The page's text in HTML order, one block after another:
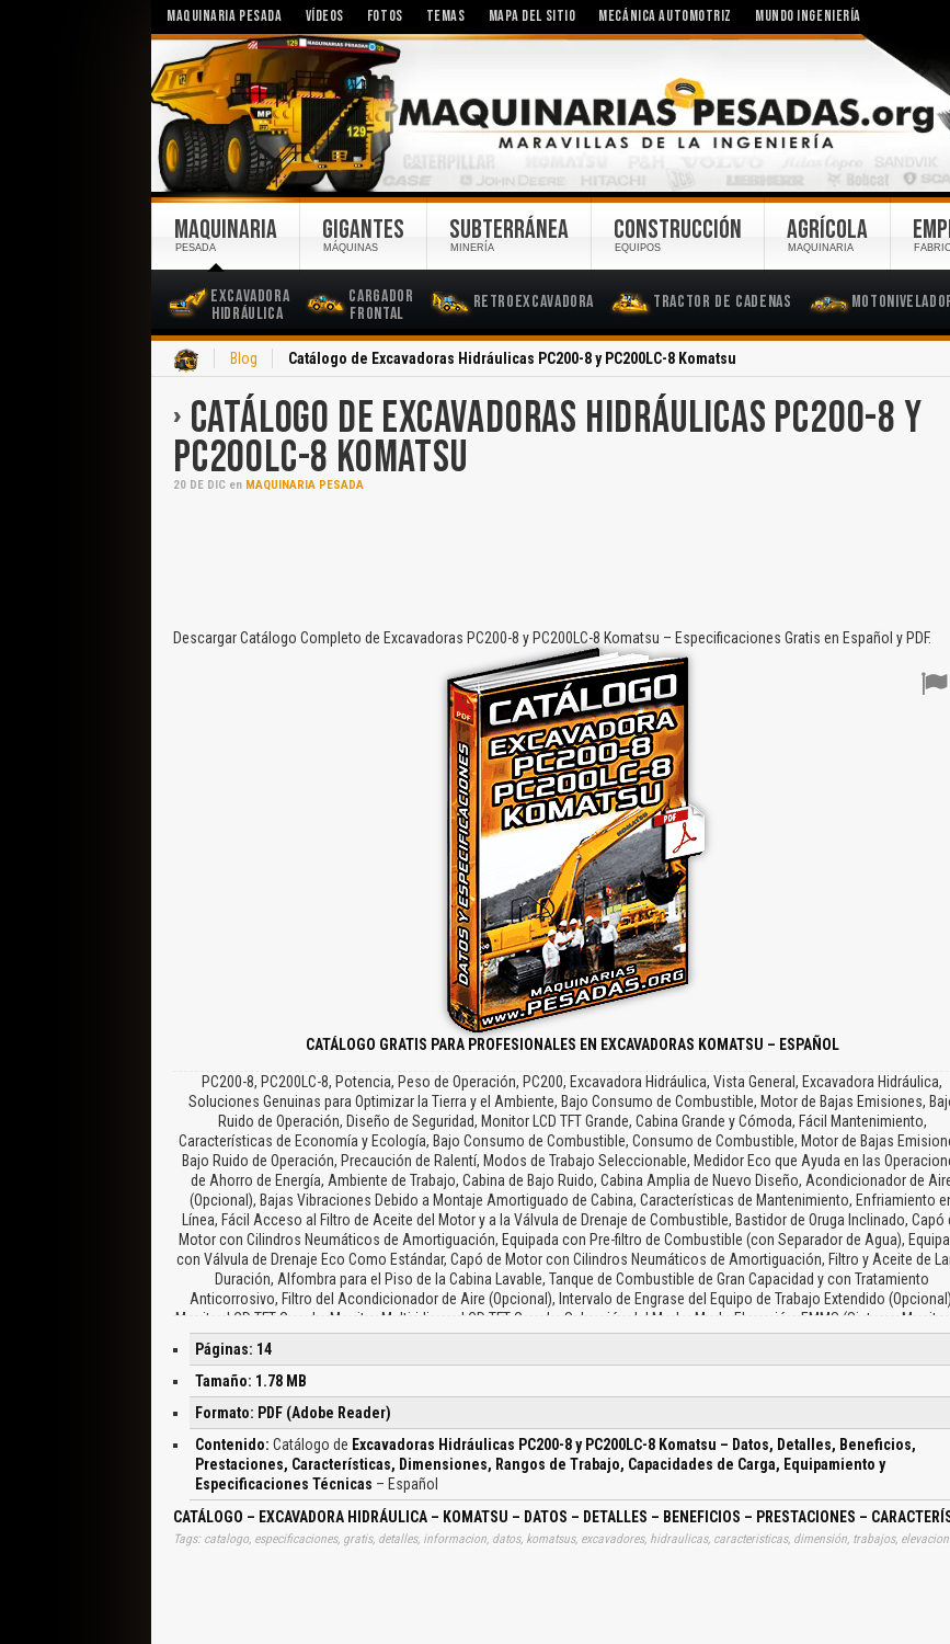
MAQUINARIA PESADA VÍDEOS FOTOS TEMAS MAPA DEL SITIO MECÁNICA AUTOMOTRIZ MUNDO INGENIERÍA
MAQUINARIA
PESADA
Excavadora
Hidráulica
Cargador
Frontal
Retroexcavadora Tractor de Cadenas
GIGANTES
MÁQUINAS
SUBTERRÁNEA
MINERÍA
CONSTRUCCIÓN
EQUIPOS
AGRÍCOLA
MAQUINARIA
Blog Catálogo de Excavadoras Hidráulicas PC200-8 y PC200LC-8 Komatsu
CATÁLOGO DE EXCAVADORAS HIDRÁULICAS PC200-8 Y
PC200LC-8 KOMATSU
20 DE DIC en MAQUINARIA PESADA
Descargar Catálogo Completo de Excavadoras PC200-8 y PC200LC-8 Komatsu – Especificaciones Gratis en Español y PDF.
CATÁLOGO GRATIS PARA PROFESIONALES EN EXCAVADORAS KOMATSU – ESPAÑOL
PC200-8, PC200LC-8, Potencia, Peso de Operación, PC200, Excavadora Hidráulica, Vista General, Excavadora Hidráulica,
Soluciones Genuinas para Optimizar la Tierra y el Ambiente, Bajo Consumo de Combustible, Motor de Bajas Emisiones,
Ruido de Operación, Diseño de Seguridad, Monitor LCD TFT Grande, Cabina Grande y Cómoda, Fácil Mantenimiento,
Características de Economía y Ecología, Bajo Consumo de Combustible, Consumo de Combustible, Motor de Bajas
Bajo Ruido de Operación, Precaución de Ralentí, Modos de Trabajo Seleccionable, Medidor Eco que Ayuda en las
de Ahorro de Energía, Ambiente de Trabajo, Cabina de Bajo Ruido, Cabina Amplia de Nuevo Diseño, Acondicionador de
(Opcional), Bajas Vibraciones Debido a Montaje Amortiguado de Cabina, Características de Mantenimiento, Enfriamiento
Línea, Fácil Acceso al Filtro de Aceite del Motor y a la Válvula de Drenaje de Combustible, Bastidor de Oruga Inclinado, Capó
Motor con Cilindros Neumáticos de Amortiguación, Equipada con Pre-filtro de Combustible (con Separador de Agua),
con Válvula de Drenaje Eco Como Estándar, Capó de Motor con Cilindros Neumáticos de Amortiguación, Filtro y Aceite de
Duración, Alfombra para el Piso de la Cabina Lavable, Tanque de Combustible de Gran Capacidad y con Tratamiento
Anticorrosivo, Filtro del Acondicionador de Aire (Opcional), Intervalo de Engrase del Equipo de Trabajo Extendido
Monitor LCD TFT Grande, Monitor Multi-idioma LCD TFT Grande, Selección del Modo, Modo Elevación, EMMS (Sistema Monitor
Administración del Equipo), Función de Monitor, Función de Mantenimiento, Función de Memoria de Datos sobre
Características de Seguridad, Cabina Especializada para Excavadoras Hidráulicas, Láminas Anti-deslizantes, Palanca de
Bloqueo, Espejos Laterales y Traseros de Gran Tamaño, Tabique Divisorio en Compartimento Bomba, Protectores Térmicos y
Ventilador, Especificaciones, Motor, Sistema de Giro, Hidráulicos, Tren de Rodaje, Capacidad de Refrigerante y Lubricantes,
de Operación, Dimensiones, Alcance de Trabajo, Combinación de Cucharon Excavadora, Brazo, Aguilón, Capacidad de
con el Modo de Elevación, Alcance Desde el Centro de Giro, Altura del Gancho del Cucharón, Capacidad de Levantamiento,
Capacidad Nominal sobre el Frente, Capacidad Nominal sobre el Lado, Capacidad de Levante con el Modo de Elevación,
Estándar, Equipo Opcional, Cucharón de Uso Especial, Cucharón de Limpieza de Zanjas, Cucharón Trapezoidal, Cucharón
Terminados de Talud, Cucharón Desgarrador, Desgarrador de una Garra y Desgarrador de Tres Garras…
Páginas: 14
Tamaño: 1.78 MB
Formato: PDF (Adobe Reader)
Contenido: Catálogo de Excavadoras Hidráulicas PC200-8 y PC200LC-8 Komatsu – Datos, Detalles, Beneficios,
Prestaciones, Características, Dimensiones, Rangos de Trabajo, Capacidades de Carga, Equipamiento y
Especificaciones Técnicas – Español
CATÁLOGO – EXCAVADORA HIDRÁULICA – KOMATSU – DATOS – DETALLES – BENEFICIOS – PRESTACIONES –